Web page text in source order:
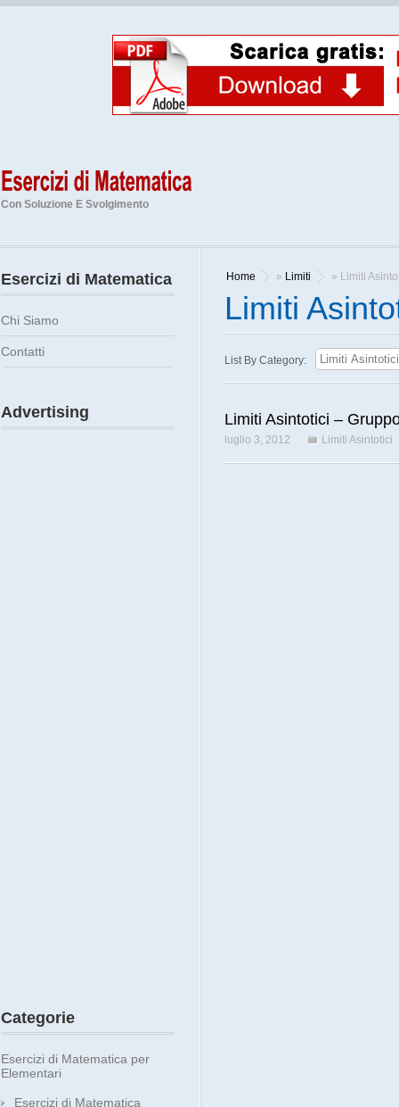
Con Soluzione E Svolgimento
Home » Limiti » Limiti
Limiti
List By Category:
Limiti Asintotici –
luglio 3, 2012 Limiti Asintotici
Esercizi di Matematica
Chi Siamo
Contatti
Advertising
Categorie
Esercizi di Matematica per
Elementari
Esercizi di Matematica